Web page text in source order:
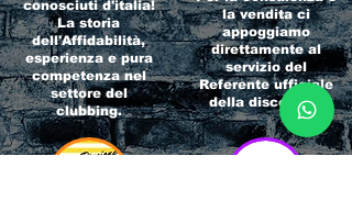
conosciuti d'italia!
La storia
dell'Affidabilità,
esperienza e pura
competenza nel
settore del
clubbing.
la vendita ci
appoggiamo
direttamente al
servizio del
Referente ufficiale
della discoteca!